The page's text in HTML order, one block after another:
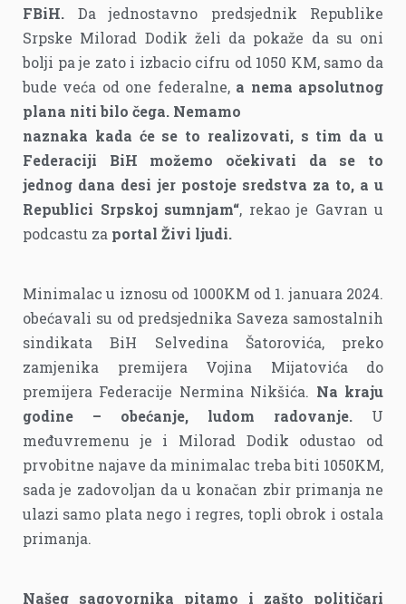
FBiH. Da jednostavno predsjednik Republike
Srpske Milorad Dodik želi da pokaže da su oni
bolji pa je zato i izbacio cifru od 1050 KM, samo da
bude veća od one federalne, a nema apsolutnog
plana niti bilo čega. Nemamo
naznaka kada će se to realizovati, s tim da u
Federaciji BiH možemo očekivati da se to
jednog dana desi jer postoje sredstva za to, a u
Republici Srpskoj sumnjam“, rekao je Gavran u
podcastu za portal Živi ljudi.
Minimalac u iznosu od 1000KM od 1. januara 2024.
obećavali su od predsjednika Saveza samostalnih
sindikata BiH Selvedina Šatorovića, preko
zamjenika premijera Vojina Mijatovića do
premijera Federacije Nermina Nikšića. Na kraju
godine – obećanje, ludom radovanje. U
međuvremenu je i Milorad Dodik odustao od
prvobitne najave da minimalac treba biti 1050KM,
sada je zadovoljan da u konačan zbir primanja ne
ulazi samo plata nego i regres, topli obrok i ostala
primanja.
Našeg sagovornika pitamo i zašto političari